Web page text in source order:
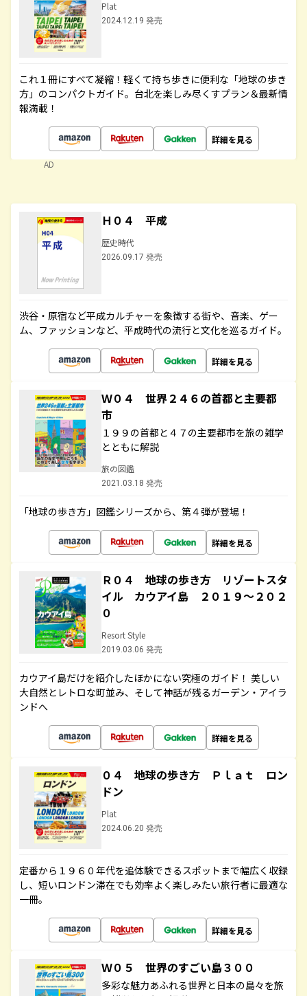
Plat
2024.12.19 発売
これ１冊にすべて凝縮！軽くて持ち歩きに便利な「地球の歩き
方」のコンパクトガイド。台北を楽しみ尽くすプラン＆最新情
報満載！
詳細を見る
AD
Ｈ０４ 平成
歴史時代
2026.09.17 発売
渋谷・原宿など平成カルチャーを象徴する街や、音楽、ゲー
ム、ファッションなど、平成時代の流行と文化を巡るガイド。
詳細を見る
Ｗ０４ 世界２４６の首都と主要都
市
１９９の首都と４７の主要都市を旅の雑学
とともに解説
旅の図鑑
2021.03.18 発売
「地球の歩き方」図鑑シリーズから、第４弾が登場！
詳細を見る
Ｒ０４ 地球の歩き方 リゾートスタ
イル カウアイ島 ２０１９～２０２
０
Resort Style
2019.03.06 発売
カウアイ島だけを紹介したほかにない究極のガイド！ 美しい
大自然とレトロな町並み、そして神話が残るガーデン・アイラ
ンドへ
詳細を見る
０４ 地球の歩き方 Ｐｌａｔ ロン
ドン
Plat
2024.06.20 発売
定番から１９６０年代を追体験できるスポットまで幅広く収録
し、短いロンドン滞在でも効率よく楽しみたい旅行者に最適な
一冊。
詳細を見る
Ｗ０５ 世界のすごい島３００
多彩な魅力あふれる世界と日本の島々を旅